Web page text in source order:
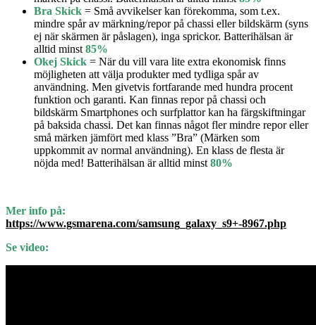
Bra Skick = Små avvikelser kan förekomma, som t.ex.
mindre spår av märkning/repor på chassi eller bildskärm (syns
ej när skärmen är påslagen), inga sprickor. Batterihälsan är
alltid minst 85%
Okej Skick = När du vill vara lite extra ekonomisk finns
möjligheten att välja produkter med tydliga spår av
användning. Men givetvis fortfarande med hundra procent
funktion och garanti. Kan finnas repor på chassi och
bildskärm Smartphones och surfplattor kan ha färgskiftningar
på baksida chassi. Det kan finnas något fler mindre repor eller
små märken jämfört med klass ”Bra” (Märken som
uppkommit av normal användning). En klass de flesta är
nöjda med! Batterihälsan är alltid minst 80%
Mer info på:
https://www.gsmarena.com/samsung_galaxy_s9+-8967.php
Se video: